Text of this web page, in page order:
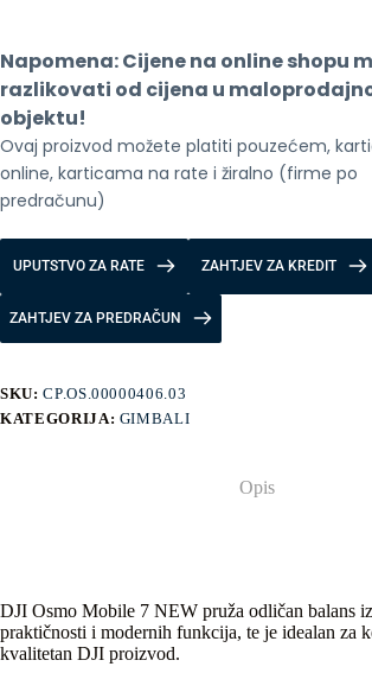
Napomena: Cijene na online shopu
razlikovati od cijena u
objektu!
Ovaj proizvod možete platiti pouzećem,
online, karticama na rate i žiralno (firme po
predračunu)
UPUTSTVO ZA RATE ZAHTJEV ZA KREDIT
ZAHTJEV ZA PREDRAČUN
SKU:CP.OS.00000406.03
KATEGORIJA: GIMBALI
Opis
DJI Osmo Mobile 7 NEW pruža odličan balans
praktičnosti i modernih funkcija, te je idealan za
kvalitetan DJI proizvod.